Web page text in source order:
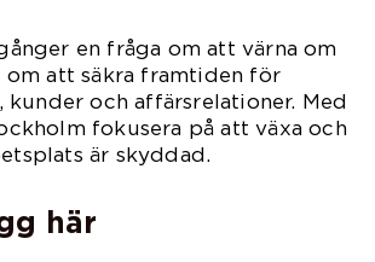
en fråga om att värna om
om att säkra framtiden för
och affärsrelationer. Med
fokusera på att växa och
är skyddad.
här